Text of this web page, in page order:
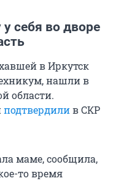
себя во дворе
в Иркутск
нашли в
области.
подтвердилив СКР
маме, сообщила,
то время